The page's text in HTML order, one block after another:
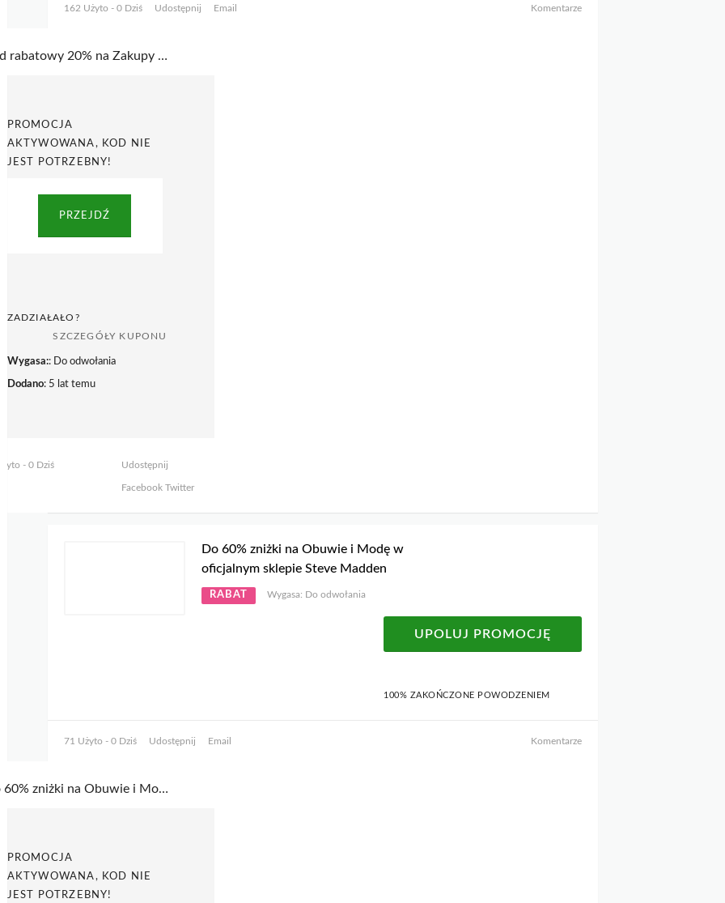
162 Użyto - 0 Dziś Udostępnij Email Komentarze
Kod rabatowy 20% na Zakupy za zapisanie się do Newslettera w Steve Madden
PROMOCJA
AKTYWOWANA, KOD NIE
JEST POTRZEBNY!
PRZEJDŹ
ZADZIAŁAŁO?
SZCZEGÓŁY KUPONU
Wygasa:: Do odwołania
Dodano: 5 lat temu
- 0 Dziś Udostępnij
FacebookTwitter
Do 60% zniżki na Obuwie i Modę w
oficjalnym sklepie Steve Madden
RABAT Wygasa: Do odwołania
UPOLUJ PROMOCJĘ
100% ZAKOŃCZONE POWODZENIEM
71 Użyto - 0 Dziś Udostępnij Email Komentarze
Do 60% zniżki na Obuwie i Modę w oficjalnym sklepie Steve Madden
PROMOCJA
AKTYWOWANA, KOD NIE
JEST POTRZEBNY!